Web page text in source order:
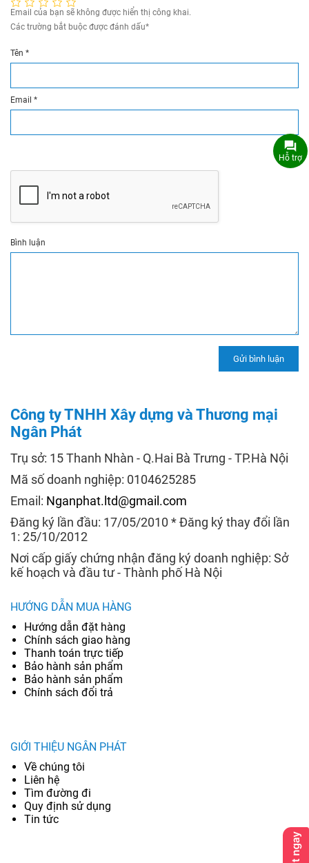
Email của bạn sẽ không được hiển thị công khai.
Các trường bắt buộc được đánh dấu*
Tên *
Email *
Bình luận
Công ty TNHH Xây dựng và Thương mại
Ngân Phát
Trụ sở: 15 Thanh Nhàn - Q.Hai Bà Trưng - TP.Hà Nội
Mã số doanh nghiệp: 0104625285
Email: Nganphat.ltd@gmail.com
Đăng ký lần đầu: 17/05/2010 * Đăng ký thay đổi lần
1: 25/10/2012
Nơi cấp giấy chứng nhận đăng ký doanh nghiệp: Sở
kế hoạch và đầu tư - Thành phố Hà Nội
HƯỚNG DẪN MUA HÀNG
Hướng dẫn đặt hàng
Chính sách giao hàng
Thanh toán trực tiếp
Bảo hành sản phẩm
Bảo hành sản phẩm
Chính sách đổi trả
GIỚI THIỆU NGÂN PHÁT
Về chúng tôi
Liên hệ
Tìm đường đi
Quy định sử dụng
Tin tức
Hỗ trợ